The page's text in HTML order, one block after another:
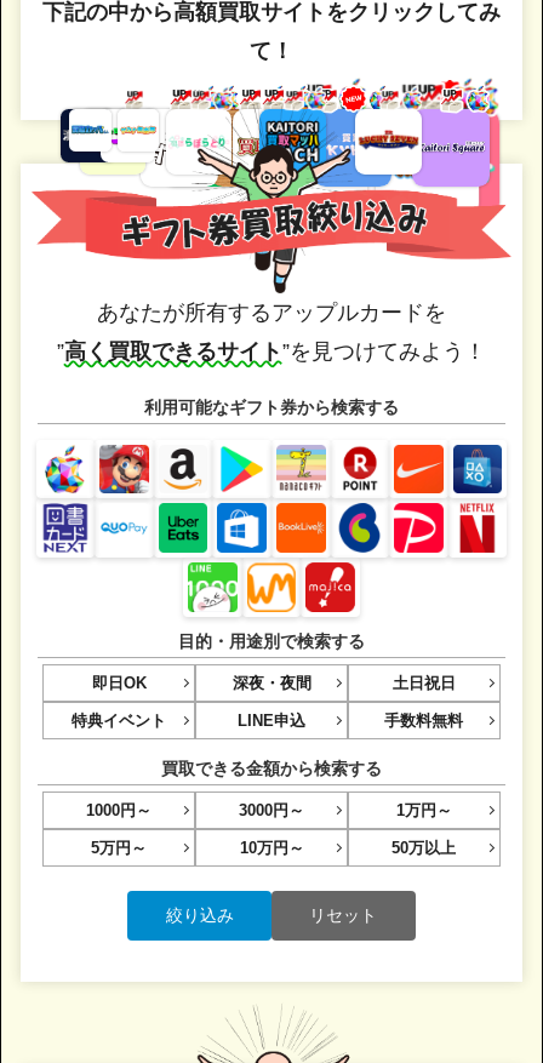
下記の中から高額買取サイトをクリックしてみ
て！
あなたが所有するアップルカードを
”高く買取できるサイト”を見つけてみよう！
利用可能なギフト券から検索する
目的・用途別で検索する
即日OK 深夜・夜間 土日祝日
特典イベント LINE申込 手数料無料
買取できる金額から検索する
1000円～ 3000円～ 1万円～
5万円～ 10万円～ 50万以上
絞り込み リセット